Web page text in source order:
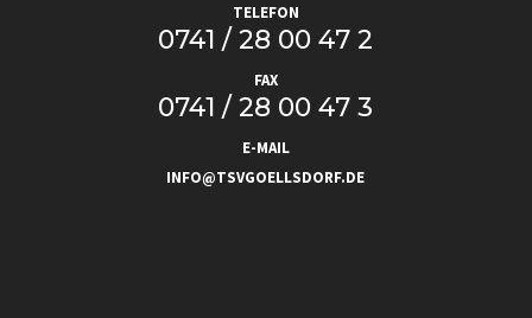
TELEFON
0741 / 28 00 47 2
FAX
0741 / 28 00 47 3
E-MAIL
INFO@TSVGOELLSDORF.DE